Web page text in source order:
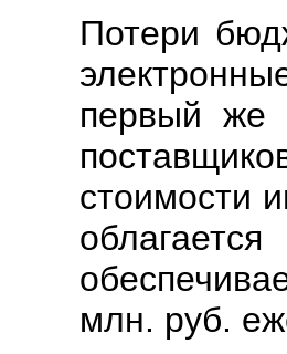
Потери
первый же
стоимости
млн. руб.